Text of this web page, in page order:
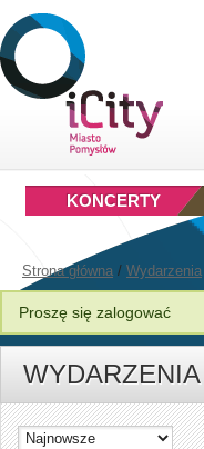
KONCERTY
Strona główna / Wydarzenia
Proszę się zalogować
WYDARZENIA